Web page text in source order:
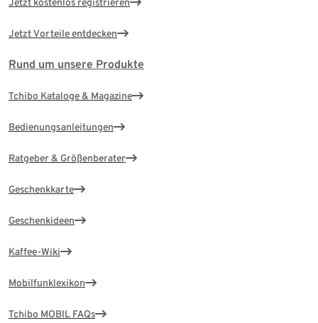
Jetzt Vorteile entdecken
Rund um unsere Produkte
Tchibo Kataloge & Magazine
Bedienungsanleitungen
Ratgeber & Größenberater
Geschenkkarte
Geschenkideen
Kaffee-Wiki
Mobilfunklexikon
Tchibo MOBIL FAQs